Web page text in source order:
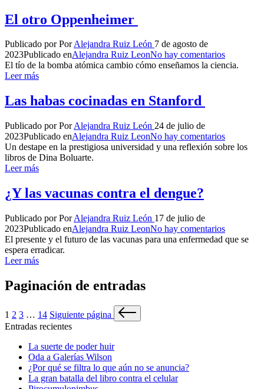
El otro Oppenheimer
Publicado por PorAlejandra Ruiz León 7 de agosto de
2023Publicado enAlejandra Ruiz LeonNo hay comentarios
El tío de la bomba atómica cambio cómo enseñamos la ciencia.
Leer más
Las habas cocinadas en Stanford
Publicado por PorAlejandra Ruiz León 24 de julio de
2023Publicado enAlejandra Ruiz LeonNo hay comentarios
Un destape en la prestigiosa universidad y una reflexión sobre los
libros de Dina Boluarte.
Leer más
¿Y las vacunas contra el dengue?
Publicado por PorAlejandra Ruiz León 17 de julio de
2023Publicado enAlejandra Ruiz LeonNo hay comentarios
El presente y el futuro de las vacunas para una enfermedad que se
espera erradicar.
Leer más
Paginación de entradas
1 2 3 … 14 Siguiente página
Entradas recientes
La suerte de poder huir
Oda a Galerías Wilson
¿Por qué se filtra lo que aún no se anuncia?
La gran batalla del libro contra el celular